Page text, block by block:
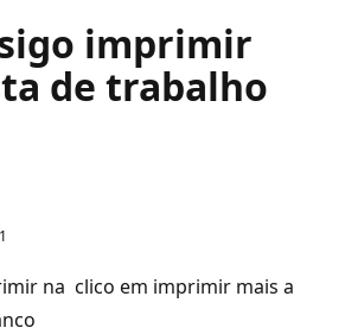
imprimir
de trabalho
na clico em imprimir mais a